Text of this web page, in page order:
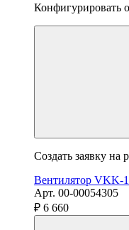
Конфигурировать
Создать заявку на
Вентилятор VKK-
Арт. 00-00054305
₽ 6 660